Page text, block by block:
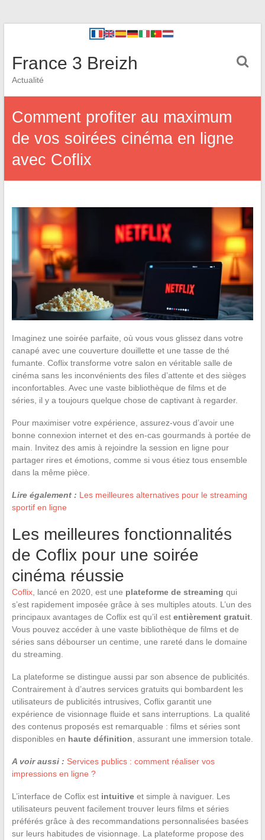
France 3 Breizh
Actualité
Comment profiter au maximum
de vos soirées cinéma en ligne
avec Coflix
Imaginez une soirée parfaite, où vous vous glissez dans votre
canapé avec une couverture douillette et une tasse de thé
fumante. Coflix transforme votre salon en véritable salle de
cinéma sans les inconvénients des files d’attente et des sièges
inconfortables. Avec une vaste bibliothèque de films et de
séries, il y a toujours quelque chose de captivant à regarder.
Pour maximiser votre expérience, assurez-vous d’avoir une
bonne connexion internet et des en-cas gourmands à portée de
main. Invitez des amis à rejoindre la session en ligne pour
partager rires et émotions, comme si vous étiez tous ensemble
dans la même pièce.
Lire également : Les meilleures alternatives pour le streaming
sportif en ligne
Les meilleures fonctionnalités
de Coflix pour une soirée
cinéma réussie
Coflix, lancé en 2020, est une plateforme de streaming qui
s’est rapidement imposée grâce à ses multiples atouts. L’un des
principaux avantages de Coflix est qu’il est entièrement gratuit.
Vous pouvez accéder à une vaste bibliothèque de films et de
séries sans débourser un centime, une rareté dans le domaine
du streaming.
La plateforme se distingue aussi par son absence de publicités.
Contrairement à d’autres services gratuits qui bombardent les
utilisateurs de publicités intrusives, Coflix garantit une
expérience de visionnage fluide et sans interruptions. La qualité
des contenus proposés est remarquable : films et séries sont
disponibles en haute définition , assurant une immersion totale.
A voir aussi : Services publics : comment réaliser vos
impressions en ligne ?
L’interface de Coflix est intuitiveet simple à naviguer. Les
utilisateurs peuvent facilement trouver leurs films et séries
préférés grâce à des recommandations personnalisées basées
sur leurs habitudes de visionnage. La plateforme propose des